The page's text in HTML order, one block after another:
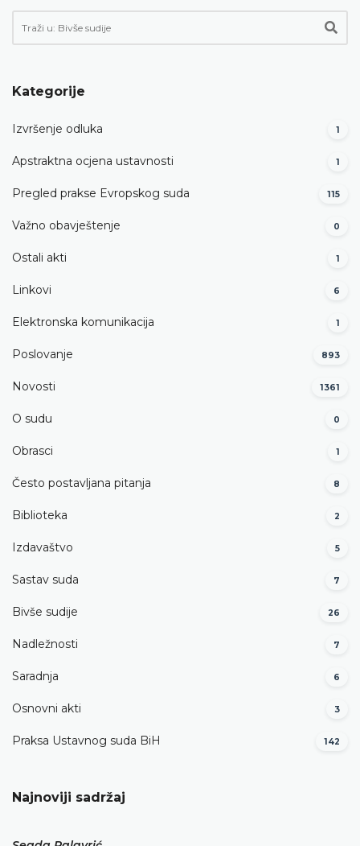
Kategorije
Izvršenje odluka 1
Apstraktna ocjena ustavnosti 1
Pregled prakse Evropskog suda 115
Važno obavještenje 0
Ostali akti 1
Linkovi 6
Elektronska komunikacija 1
Poslovanje 893
Novosti 1361
O sudu 0
Obrasci 1
Često postavljana pitanja 8
Biblioteka 2
Izdavaštvo 5
Sastav suda 7
Bivše sudije 26
Nadležnosti 7
Saradnja 6
Osnovni akti 3
Praksa Ustavnog suda BiH 142
Najnoviji sadržaj